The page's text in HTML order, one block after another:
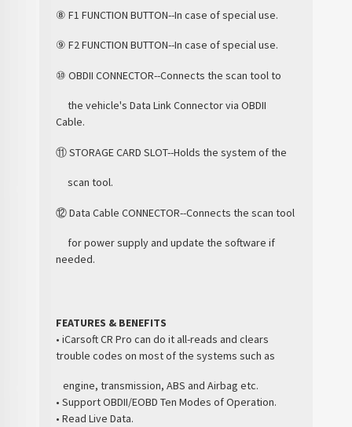
⑧ F1 FUNCTION BUTTON--In case of special use.
⑨ F2 FUNCTION BUTTON--In case of special use.
⑩ OBDII CONNECTOR--Connects the scan tool to
the vehicle's Data Link Connector via OBDII
Cable.
⑪ STORAGE CARD SLOT--Holds the system of the
scan tool.
⑫ Data Cable CONNECTOR--Connects the scan tool
for power supply and update the software if
needed.
FEATURES & BENEFITS
• iCarsoft CR Pro can do it all-reads and clears
trouble codes on most of the systems such as
engine, transmission, ABS and Airbag etc.
• Support OBDII/EOBD Ten Modes of Operation.
• Read Live Data.